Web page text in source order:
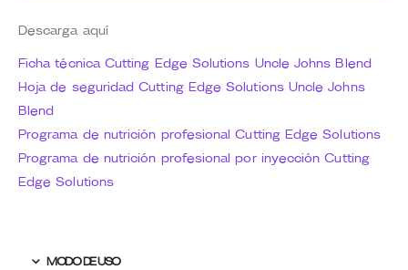
Descarga aquí
Ficha técnica Cutting Edge Solutions Uncle Johns Blend
Hoja de seguridad Cutting Edge Solutions Uncle Johns
Blend
Programa de nutrición profesional Cutting Edge Solutions
Programa de nutrición profesional por inyección Cutting
Edge Solutions
MODO DE USO